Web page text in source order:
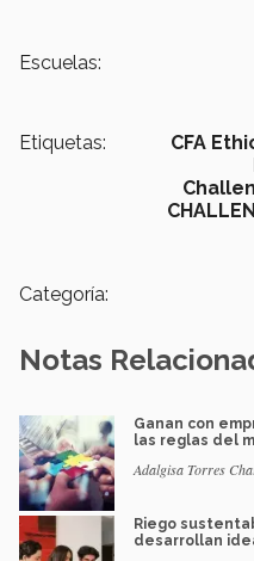
Escuelas:
Etiquetas: CFA
Categoría:
Notas
Ganan con
las reglas del
Adalgisa Torres
Riego
desarrollan